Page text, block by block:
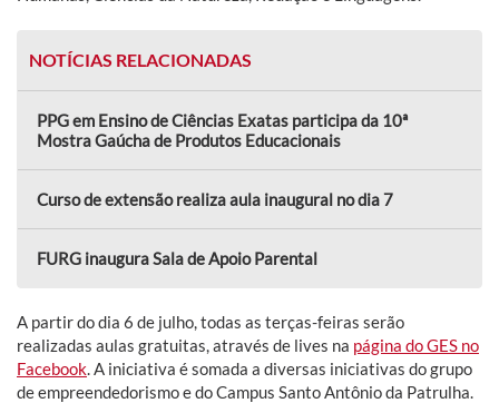
NOTÍCIAS RELACIONADAS
PPG em Ensino de Ciências Exatas participa da 10ª
Mostra Gaúcha de Produtos Educacionais
Curso de extensão realiza aula inaugural no dia 7
FURG inaugura Sala de Apoio Parental
A partir do dia 6 de julho, todas as terças-feiras serão
realizadas aulas gratuitas, através de lives na página do GES no
Facebook . A iniciativa é somada a diversas iniciativas do grupo
de empreendedorismo e do Campus Santo Antônio da Patrulha.